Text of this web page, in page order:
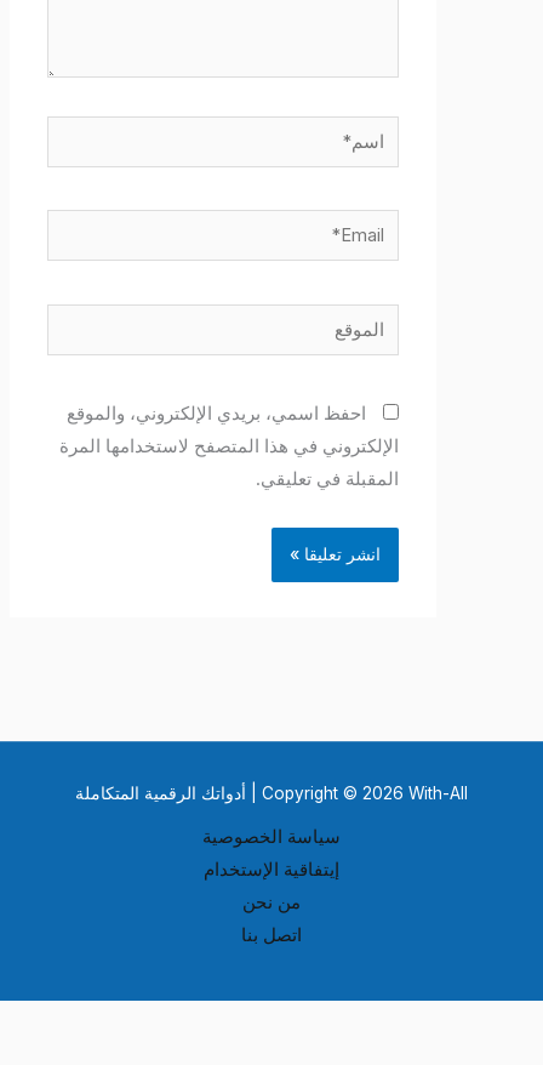
احفظ اسمي، بريدي الإلكتروني، والموقع
الإلكتروني في هذا المتصفح لاستخدامها المرة
المقبلة في تعليقي.
Copyright © 2026 With-All | أدواتك الرقمية المتكاملة
سياسة الخصوصية
إيتفاقية الإستخدام
من نحن
اتصل بنا